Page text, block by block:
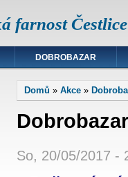
farnost Čestlice
DOBROBAZAR
Jste zde
Domů » Akce »
So, 20/05/2017 -